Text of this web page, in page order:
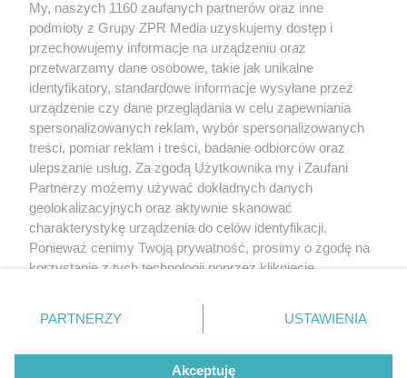
Żaden utwór zamieszczony w serwisie nie może być powielany i
rozpowszechniany lub dalej rozpowszechniany w jakikolwiek sposób (w
tym także elektroniczny lub mechaniczny) na jakimkolwiek polu
eksploatacji w jakiejkolwiek formie, włącznie z umieszczaniem w Internecie
bez pisemnej zgody właściciela praw. Jakiekolwiek użycie lub
wykorzystanie utworów w całości lub w części z naruszeniem prawa, tzn.
bez właściwej zgody, jest zabronione pod groźbą kary i może być ścigane
prawnie.
O nas
My, naszych 1160 zaufanych partnerów oraz inne
podmioty z Grupy ZPR Media uzyskujemy dostęp i
przechowujemy informacje na urządzeniu oraz
przetwarzamy dane osobowe, takie jak unikalne
identyfikatory, standardowe informacje wysyłane przez
urządzenie czy dane przeglądania w celu zapewniania
spersonalizowanych reklam, wybór spersonalizowanych
treści, pomiar reklam i treści, badanie odbiorców oraz
ulepszanie usług. Za zgodą Użytkownika my i Zaufani
Partnerzy możemy używać dokładnych danych
geolokalizacyjnych oraz aktywnie skanować
charakterystykę urządzenia do celów identyfikacji.
Ponieważ cenimy Twoją prywatność, prosimy o zgodę na
korzystanie z tych technologii poprzez kliknięcie
zmienić/wycofać klikając przycisk ustawień prywatności
znajdujący się w lewym dolnym rogu strony
rodzaje przetwarzania danych nie wymagają zgody
użytkownika, ale masz prawo sprzeciwić się takiemu
PARTNERZY USTAWIENIA
Akceptuję